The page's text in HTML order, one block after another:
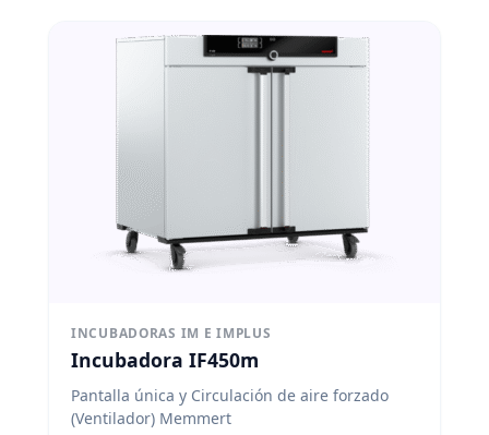
INCUBADORAS IM E IMPLUS
Incubadora IF450m
Pantalla única y Circulación de aire forzado
(Ventilador) Memmert